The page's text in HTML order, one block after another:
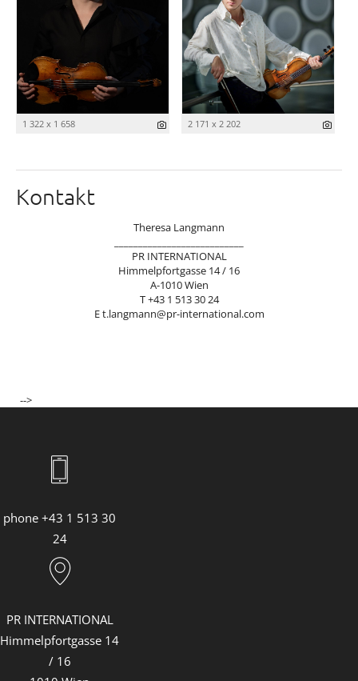
1 322 x 1 658 2 171 x 2 202
Kontakt
Theresa Langmann
PR INTERNATIONAL
Himmelpfortgasse 14 / 16
A-1010 Wien
T +43 1 513 30 24
Et.langmann@pr-international.com
-->
phone +43 1 513 30
24
PR INTERNATIONAL
Himmelpfortgasse 14
/ 16